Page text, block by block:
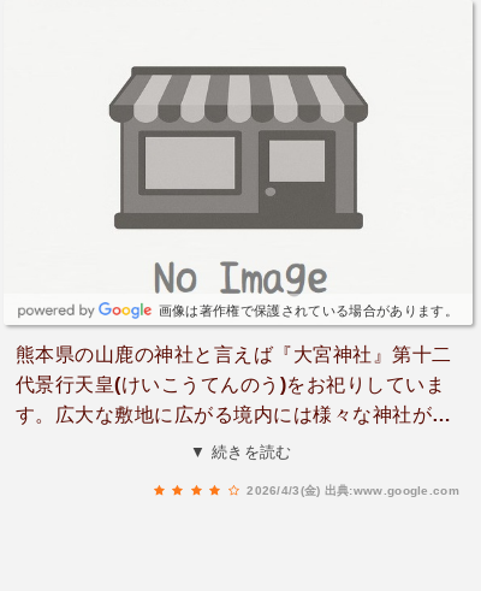
画像は著作権で保護されている場合があります。
熊本県の山鹿の神社と言えば『大宮神社』第十二
代景行天皇(けいこうてんのう)をお祀りしていま
す。広大な敷地に広がる境内には様々な神社が集
合していて、まさにパワースポット。なかでも一
▼ 続きを読む
2026/4/3(金) 出典:www.google.com